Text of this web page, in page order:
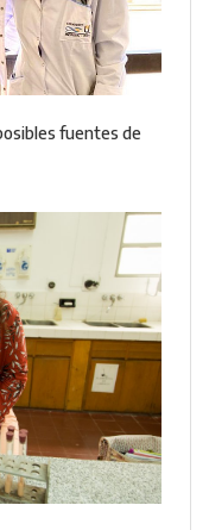
fuentes de